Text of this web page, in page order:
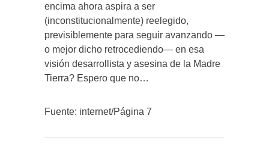
encima ahora aspira a ser
(inconstitucionalmente) reelegido,
previsiblemente para seguir avanzando —
o mejor dicho retrocediendo— en esa
visión desarrollista y asesina de la Madre
Tierra? Espero que no…
Fuente: internet/Página 7